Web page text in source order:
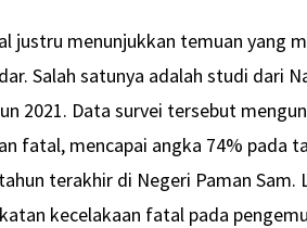
justru menunjukkan temuan yang
Salah satunya adalah studi dari
2021. Data survei tersebut
fatal, mencapai angka 74% pada
terakhir di Negeri Paman
kecelakaan fatal pada